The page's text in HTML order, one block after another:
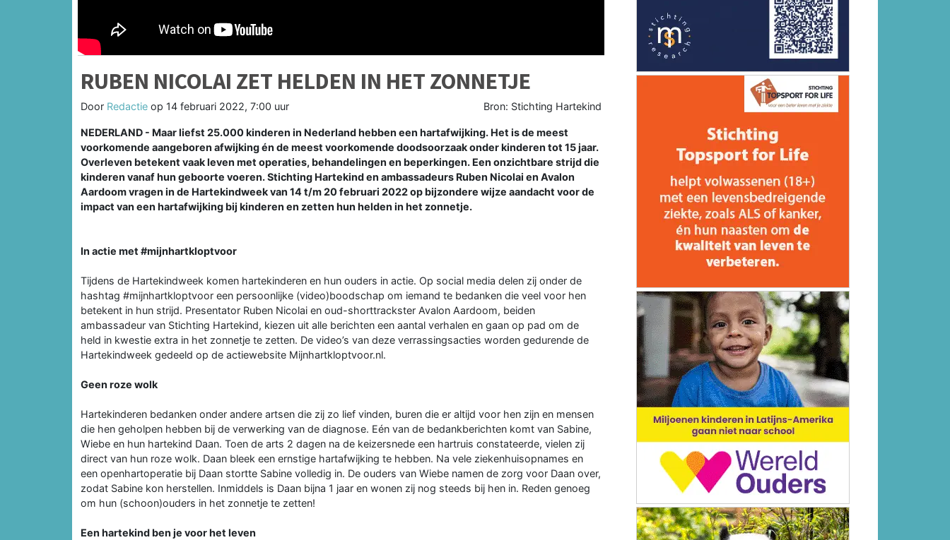
RUBEN NICOLAI ZET HELDEN IN HET ZONNETJE
Door Redactie op 14 februari 2022, 7:00 uur Bron: Stichting Hartekind
NEDERLAND - Maar liefst 25.000 kinderen in Nederland hebben een hartafwijking. Het is de meest
voorkomende aangeboren afwijking én de meest voorkomende doodsoorzaak onder kinderen tot 15 jaar.
Overleven betekent vaak leven met operaties, behandelingen en beperkingen. Een onzichtbare strijd die
kinderen vanaf hun geboorte voeren. Stichting Hartekind en ambassadeurs Ruben Nicolai en Avalon
Aardoom vragen in de Hartekindweek van 14 t/m 20 februari 2022 op bijzondere wijze aandacht voor de
impact van een hartafwijking bij kinderen en zetten hun helden in het zonnetje.
In actie met #mijnhartkloptvoor
Tijdens de Hartekindweek komen hartekinderen en hun ouders in actie. Op social media delen zij onder de
hashtag #mijnhartkloptvoor een persoonlijke (video)boodschap om iemand te bedanken die veel voor hen
betekent in hun strijd. Presentator Ruben Nicolai en oud-shorttrackster Avalon Aardoom, beiden
ambassadeur van Stichting Hartekind, kiezen uit alle berichten een aantal verhalen en gaan op pad om de
held in kwestie extra in het zonnetje te zetten. De video’s van deze verrassingsacties worden gedurende de
Hartekindweek gedeeld op de actiewebsite Mijnhartkloptvoor.nl.
Geen roze wolk
Hartekinderen bedanken onder andere artsen die zij zo lief vinden, buren die er altijd voor hen zijn en mensen
die hen geholpen hebben bij de verwerking van de diagnose. Eén van de bedankberichten komt van Sabine,
Wiebe en hun hartekind Daan. Toen de arts 2 dagen na de keizersnede een hartruis constateerde, vielen zij
direct van hun roze wolk. Daan bleek een ernstige hartafwijking te hebben. Na vele ziekenhuisopnames en
een openhartoperatie bij Daan stortte Sabine volledig in. De ouders van Wiebe namen de zorg voor Daan over,
zodat Sabine kon herstellen. Inmiddels is Daan bijna 1 jaar en wonen zij nog steeds bij hen in. Reden genoeg
om hun (schoon)ouders in het zonnetje te zetten!
Een hartekind ben je voor het leven